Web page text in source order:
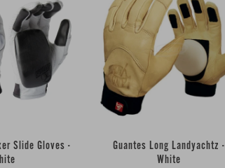
Slide Gloves -
Guantes Long Landyachtz -
White